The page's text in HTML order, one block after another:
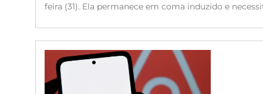
feira (31). Ela permanece em coma induzido e